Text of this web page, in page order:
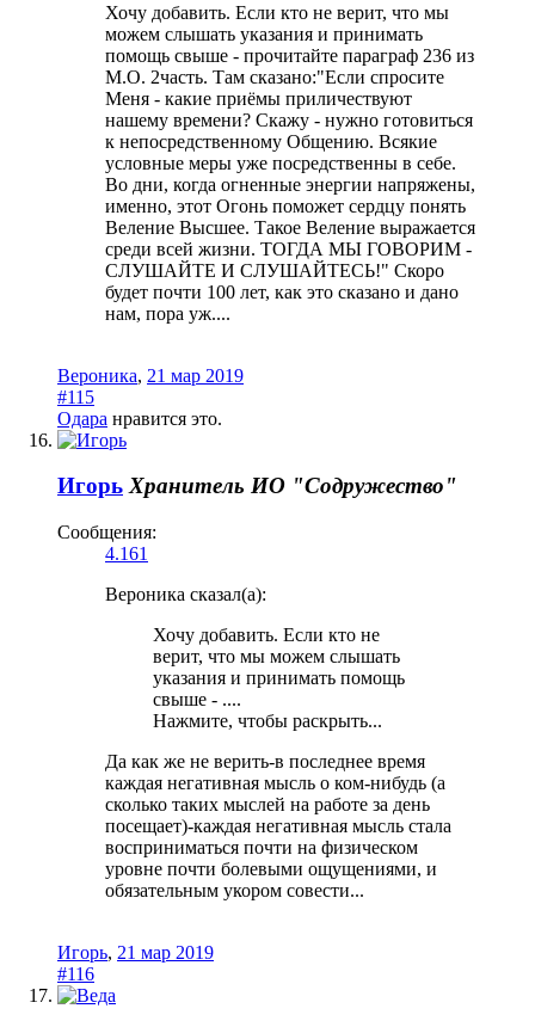
Хочу добавить. Если кто не верит, что мы
можем слышать указания и принимать
помощь свыше - прочитайте параграф 236 из
М.О. 2часть. Там сказано:"Если спросите
Меня - какие приёмы приличествуют
нашему времени? Скажу - нужно готовиться
к непосредственному Общению. Всякие
условные меры уже посредственны в себе.
Во дни, когда огненные энергии напряжены,
именно, этот Огонь поможет сердцу понять
Веление Высшее. Такое Веление выражается
среди всей жизни. ТОГДА МЫ ГОВОРИМ -
СЛУШАЙТЕ И СЛУШАЙТЕСЬ!" Скоро
будет почти 100 лет, как это сказано и дано
нам, пора уж....
Вероника, 21 мар 2019
#115
Одара нравится это.
Игорь Хранитель ИО "Содружество"
Сообщения:
4.161
Вероника сказал(а):
Хочу добавить. Если кто не
верит, что мы можем слышать
указания и принимать помощь
свыше - ....
Нажмите, чтобы раскрыть...
Да как же не верить-в последнее время
каждая негативная мысль о ком-нибудь (а
сколько таких мыслей на работе за день
посещает)-каждая негативная мысль стала
восприниматься почти на физическом
уровне почти болевыми ощущениями, и
обязательным укором совести...
Игорь, 21 мар 2019
#116